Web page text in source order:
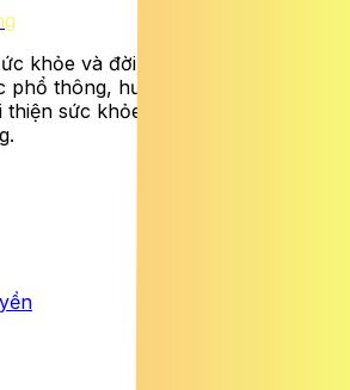
khỏe và đời sống cung cấp tin
thông, hướng dẫn dinh dưỡng
sức khỏe thể chất lẫn tinh